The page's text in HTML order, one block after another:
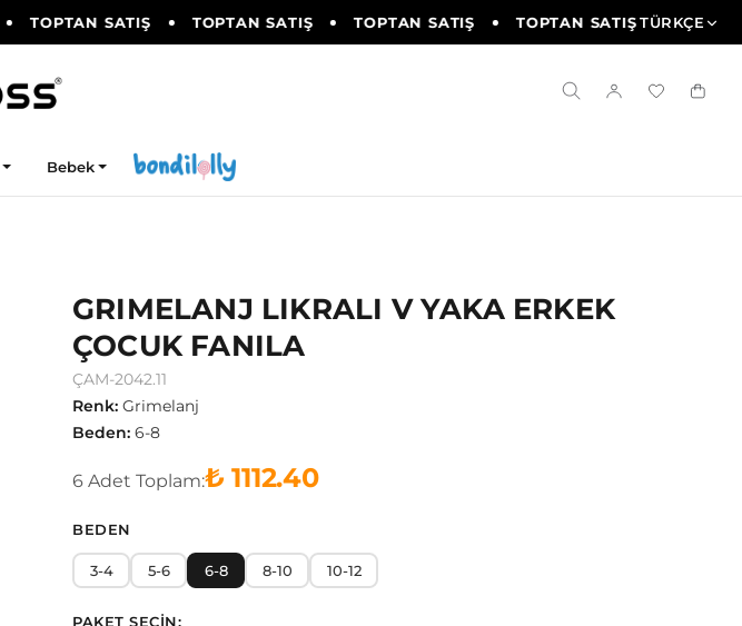
TOPTAN SATIŞ TOPTAN SATIŞ TOPTAN SATIŞ TOPTAN SATIŞ TOPTAN
TÜRKÇE
Bebek
GRIMELANJ LIKRALI V YAKA ERKEK
ÇOCUK FANILA
ÇAM-2042.11
Renk: Grimelanj
Beden: 6-8
6 Adet Toplam:₺ 1112.40
BEDEN
3-4 5-6 6-8 8-10 10-12
PAKET SEÇİN: